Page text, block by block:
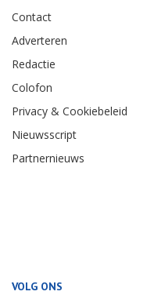
Contact
Adverteren
Redactie
Colofon
Privacy & Cookiebeleid
Nieuwsscript
Partnernieuws
VOLG ONS